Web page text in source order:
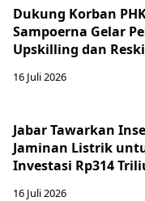
Dukung Korban
Sampoerna Gelar
Upskilling dan
16 Juli 2026
Jabar Tawarkan
Jaminan Listrik
Investasi Rp314
16 Juli 2026